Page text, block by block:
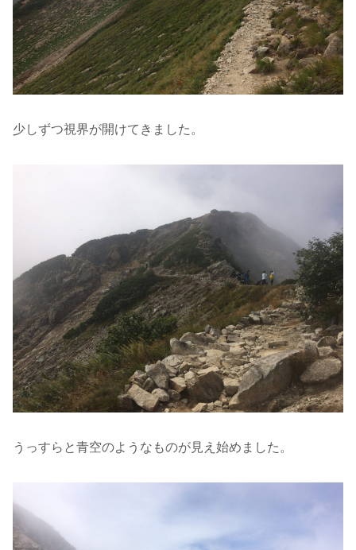
少しずつ視界が開けてきました。
うっすらと青空のようなものが見え始めました。